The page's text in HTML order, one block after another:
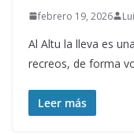
febrero 19, 2026
Al Altu la lleva es
recreos, de forma
Leer más